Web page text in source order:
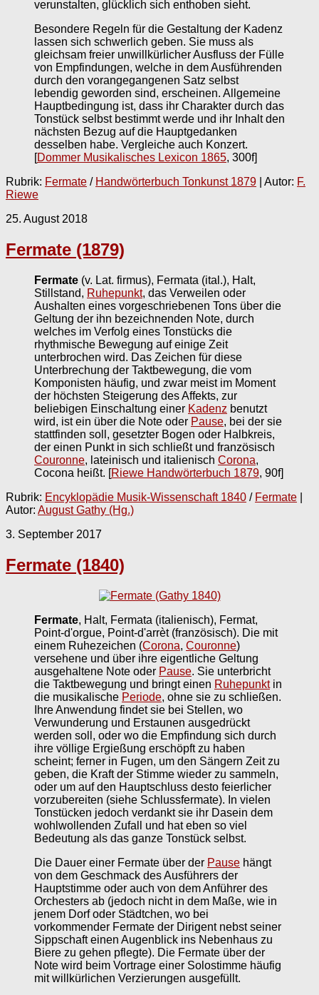
verunstalten, glücklich sich enthoben sieht.
Besondere Regeln für die Gestaltung der Kadenz
lassen sich schwerlich geben. Sie muss als
gleichsam freier unwillkürlicher Ausfluss der Fülle
von Empfindungen, welche in dem Ausführenden
durch den vorangegangenen Satz selbst
lebendig geworden sind, erscheinen. Allgemeine
Hauptbedingung ist, dass ihr Charakter durch das
Tonstück selbst bestimmt werde und ihr Inhalt den
nächsten Bezug auf die Hauptgedanken
desselben habe. Vergleiche auch Konzert.
[Dommer Musikalisches Lexicon 1865, 300f]
Rubrik: Fermate / Handwörterbuch Tonkunst 1879 | Autor: F.
Riewe
25. August 2018
Fermate (1879)
Fermate (v. Lat. firmus), Fermata (ital.), Halt,
Stillstand, Ruhepunkt, das Verweilen oder
Aushalten eines vorgeschriebenen Tons über die
Geltung der ihn bezeichnenden Note, durch
welches im Verfolg eines Tonstücks die
rhythmische Bewegung auf einige Zeit
unterbrochen wird. Das Zeichen für diese
Unterbrechung der Taktbewegung, die vom
Komponisten häufig, und zwar meist im Moment
der höchsten Steigerung des Affekts, zur
beliebigen Einschaltung einer Kadenz benutzt
wird, ist ein über die Note oder Pause, bei der sie
stattfinden soll, gesetzter Bogen oder Halbkreis,
der einen Punkt in sich schließt und französisch
Couronne, lateinisch und italienisch Corona,
Cocona heißt. [Riewe Handwörterbuch 1879, 90f]
Rubrik: Encyklopädie Musik-Wissenschaft 1840 / Fermate
Autor: August Gathy (Hg.)
3. September 2017
Fermate (1840)
Fermate, Halt, Fermata (italienisch), Fermat,
Point-d'orgue, Point-d'arrèt (französisch). Die mit
einem Ruhezeichen (Corona, Couronne)
versehene und über ihre eigentliche Geltung
ausgehaltene Note oder Pause. Sie unterbricht
die Taktbewegung und bringt einen Ruhepunktin
die musikalische Periode, ohne sie zu schließen.
Ihre Anwendung findet sie bei Stellen, wo
Verwunderung und Erstaunen ausgedrückt
werden soll, oder wo die Empfindung sich durch
ihre völlige Ergießung erschöpft zu haben
scheint; ferner in Fugen, um den Sängern Zeit zu
geben, die Kraft der Stimme wieder zu sammeln,
oder um auf den Hauptschluss desto feierlicher
vorzubereiten (siehe Schlussfermate). In vielen
Tonstücken jedoch verdankt sie ihr Dasein dem
wohlwollenden Zufall und hat eben so viel
Bedeutung als das ganze Tonstück selbst.
Die Dauer einer Fermate über der Pause hängt
von dem Geschmack des Ausführers der
Hauptstimme oder auch von dem Anführer des
Orchesters ab (jedoch nicht in dem Maße, wie in
jenem Dorf oder Städtchen, wo bei
vorkommender Fermate der Dirigent nebst seiner
Sippschaft einen Augenblick ins Nebenhaus zu
Biere zu gehen pflegte). Die Fermate über der
Note wird beim Vortrage einer Solostimme häufig
mit willkürlichen Verzierungen ausgefüllt.